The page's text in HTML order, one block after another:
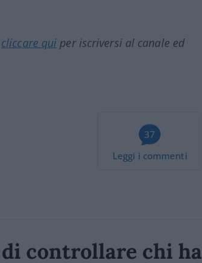
cliccare qui per iscriversi al canale ed
37
Leggi i commenti
di controllare chi ha